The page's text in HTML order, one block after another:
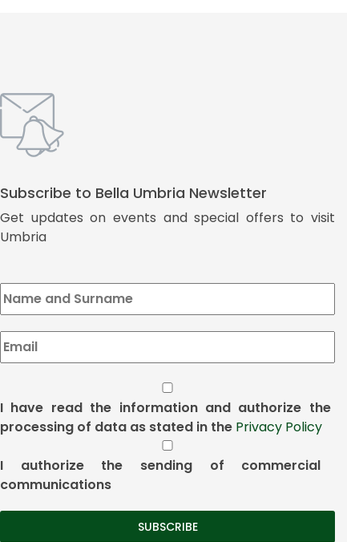
Subscribe to Bella Umbria Newsletter
Get updates on events and special offers to visit
Umbria
I have read the information and authorize the
processing of data as stated in the Privacy Policy
I authorize the sending of commercial
communications